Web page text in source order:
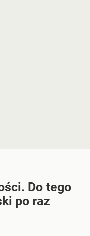
Do tego
po raz